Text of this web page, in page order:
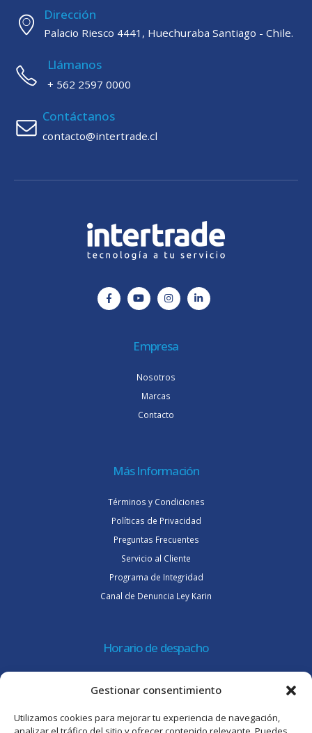
Gestionar consentimiento
Utilizamos cookies para mejorar tu experiencia de navegación,
Dirección
Palacio Riesco 4441, Huechuraba Santiago - Chile.
Llámanos
+ 562 2597 0000
Contáctanos
contacto@intertrade.cl
Empresa
Nosotros
Marcas
Contacto
Más Información
Términos y Condiciones
Políticas de Privacidad
Preguntas Frecuentes
Servicio al Cliente
Programa de Integridad
Canal de Denuncia Ley Karin
Horario de despacho
Viernes 8:30 a 15:30 hrs.
Atención al cliente